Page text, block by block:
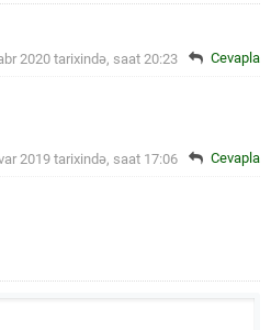
2020 tarixində, saat 20:23 Cevapla
2019 tarixində, saat 17:06 Cevapla